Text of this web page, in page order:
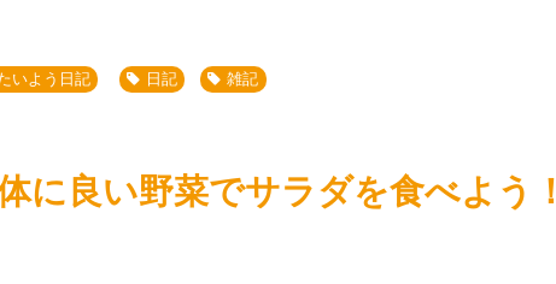
いよう日記 日記 雑記
に良い野菜でサラダを食べよう！